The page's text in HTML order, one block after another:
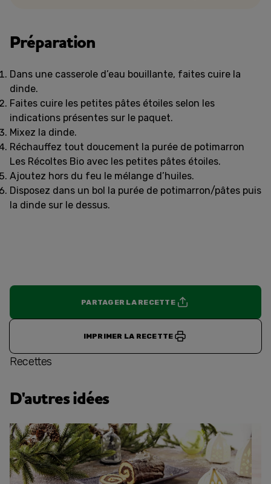
Préparation
Dans une casserole d’eau bouillante, faites cuire la
dinde.
Faites cuire les petites pâtes étoiles selon les
indications présentes sur le paquet.
Mixez la dinde.
Réchauffez tout doucement la purée de potimarron
Les Récoltes Bio avec les petites pâtes étoiles.
Ajoutez hors du feu le mélange d’huiles.
Disposez dans un bol la purée de potimarron/pâtes puis
la dinde sur le dessus.
PARTAGER LA RECETTE
IMPRIMER LA RECETTE
Recettes
D'autres idées